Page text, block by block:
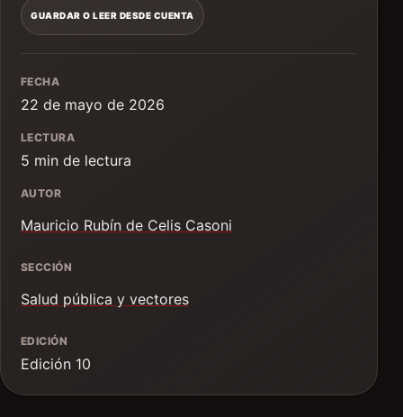
GUARDAR O LEER DESDE CUENTA
FECHA
22 de mayo de 2026
LECTURA
5 min de lectura
AUTOR
Mauricio Rubín de Celis Casoni
SECCIÓN
Salud pública y vectores
EDICIÓN
Edición 10